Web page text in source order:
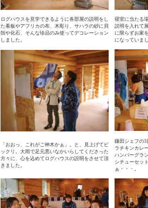
ログハウスを見学できるように各部屋の説明をし
た看板やアフリカの布、木彫り、サハラの砂に貝
殻や化石、そんな珍品のみ使ってデコレーション
しました。
寝室に当たる
説明を入れて
に限らずお家
になっていま
「おおっ、これがご神木かぁ」。と、見上げてビ
ックリ。大雨で足元悪いなかいらしてくださった
方々に、心を込めてログハウスの説明をさせて頂
きました。
鎌田シェフの
ラチキンカレ
ハンバーグラ
シチューセッ
ぁ・・・。